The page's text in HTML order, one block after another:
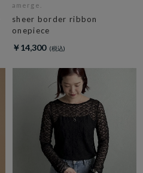
amerge.
sheer border ribbon
onepiece
￥14,300